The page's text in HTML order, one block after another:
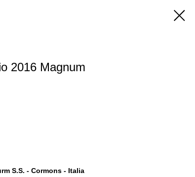
2016 Magnum
S.S. - Cormons - Italia